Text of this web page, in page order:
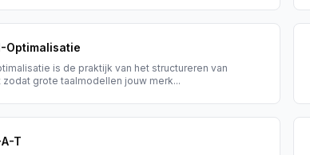
Optimalisatie
is de praktijk van het structureren van
zodat grote taalmodellen jouw merk...
T